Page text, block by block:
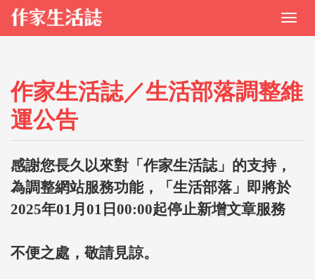
作家生活誌／生活部落調整維
運公告
感謝您長久以來對「作家生活誌」的支持，
為調整網站服務功能，「生活部落」即將於
2025年01月01日00:00起停止新增文章服務
不便之處，敬請見諒。